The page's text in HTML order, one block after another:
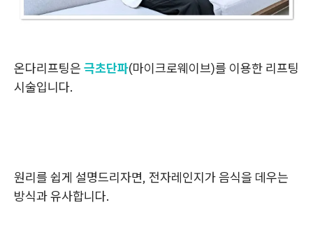
온다리프팅은 극초단파(마이크로웨이브)를 이용한 리프팅
시술입니다.
원리를 쉽게 설명드리자면, 전자레인지가 음식을 데우는
방식과 유사합니다.